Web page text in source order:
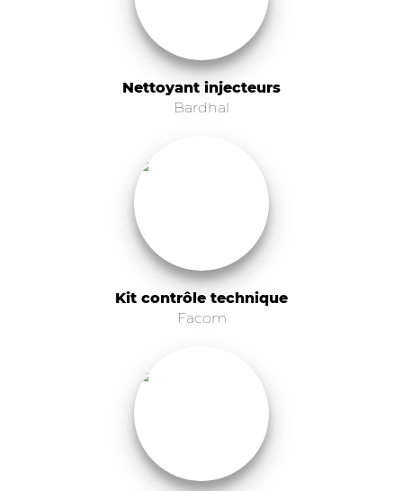
Nettoyant injecteurs
Bardhal
Kit contrôle technique
Facom